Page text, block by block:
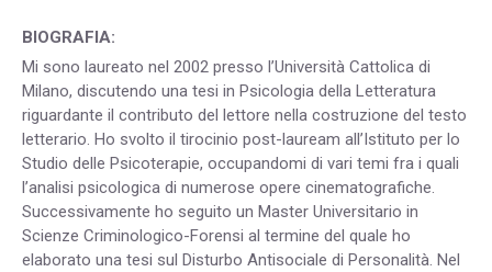
BIOGRAFIA:
Mi sono laureato nel 2002 presso l’Università Cattolica di
Milano, discutendo una tesi in Psicologia della Letteratura
riguardante il contributo del lettore nella costruzione del testo
letterario. Ho svolto il tirocinio post-lauream all’Istituto per lo
Studio delle Psicoterapie, occupandomi di vari temi fra i quali
l’analisi psicologica di numerose opere cinematografiche.
Successivamente ho seguito un Master Universitario in
Scienze Criminologico-Forensi al termine del quale ho
elaborato una tesi sul Disturbo Antisociale di Personalità. Nel